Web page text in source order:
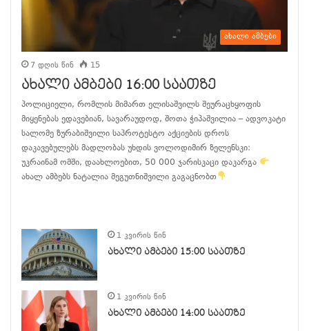
ახალი ამბები
7 დღის წინ 15
ახალი ამბები 16:00 საათზე
პოლიციელი, რომლის მიმართ ელისაშვილს შეურაცხყოფის
მიყენებას ედავებიან, სავარაუდოდ, შოთა ჭიპაშვილია – ადვოკატი
სალომე ზურაბიშვილი საპროტესტო აქციების დროს
დაკავებულებს მადლობას უხდის ვოლოდიმირ ზელენსკი:
უკრაინამ ომში, დაახლოებით, 50 000 ჯარისკაცი დაკარგა
ახალ ამბებს ნატალია მეგუთნიშვილი გაგაცნობთ
1 კვირის წინ
ახალი ამბები 15:00 საათზე
1 კვირის წინ
ახალი ამბები 14:00 საათზე